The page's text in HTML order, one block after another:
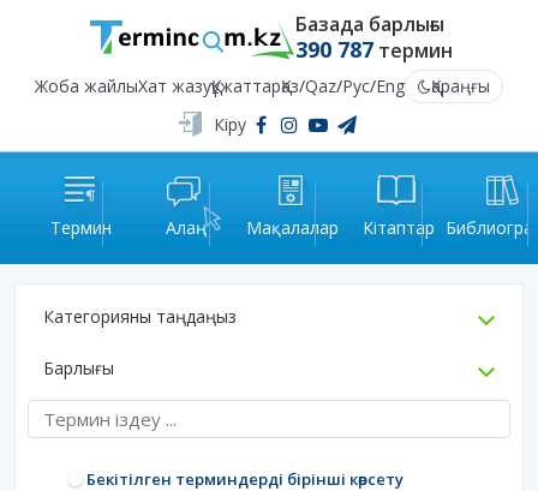
Базада барлығы
390 787термин
Жоба жайлыХат жазуҚұжаттарҚаз/Qaz/Рус/Eng
Қараңғы
Кіру
Термин Алаң Мақалалар Кітаптар
Категорияны таңдаңыз
Барлығы
Бекітілген терминдерді бірінші көрсету